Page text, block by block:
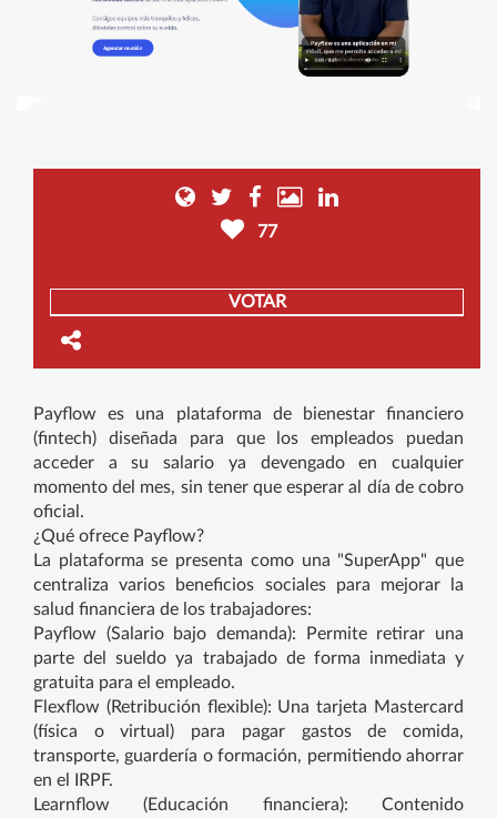
77
VOTAR
Payflow es una plataforma de bienestar financiero
(fintech) diseñada para que los empleados puedan
acceder a su salario ya devengado en cualquier
momento del mes, sin tener que esperar al día de cobro
oficial.
¿Qué ofrece Payflow?
La plataforma se presenta como una "SuperApp" que
centraliza varios beneficios sociales para mejorar la
salud financiera de los trabajadores:
Payflow (Salario bajo demanda): Permite retirar una
parte del sueldo ya trabajado de forma inmediata y
gratuita para el empleado.
Flexflow (Retribución flexible): Una tarjeta Mastercard
(física o virtual) para pagar gastos de comida,
transporte, guardería o formación, permitiendo ahorrar
en el IRPF.
Learnflow (Educación financiera): Contenido